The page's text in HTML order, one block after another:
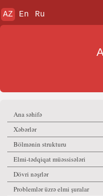
AZ En Ru
Ana səhifə
Xəbərlər
Bölmənin strukturu
Elmi-tədqiqat müəssisələri
Dövri nəşrlər
Problemlər üzrə elmi şuralar